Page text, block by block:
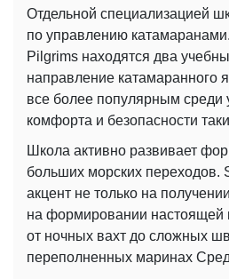
Отдельной специализацией
по управлению
Pilgrims находятся два
направление катамаранного
все более популярным среди
комфорта и безопасности
Школа активно развивает
больших морских переходов.
акцент не только на
на формировании настоящей
от ночных вахт до сложных
переполненных маринах